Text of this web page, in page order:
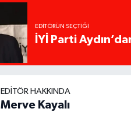
EDITÖRÜN SEÇTIĞI
İYİ Parti
EDITÖR HAKKINDA
Merve Kayalı